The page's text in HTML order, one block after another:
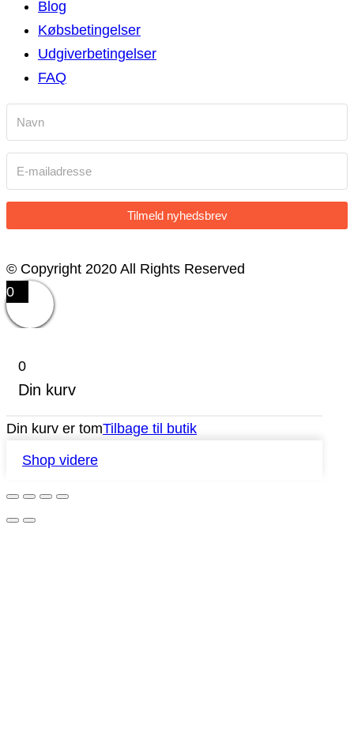
Blog
Købsbetingelser
Udgiverbetingelser
FAQ
Tilmeld nyhedsbrev
© Copyright 2020 All Rights Reserved
0
0
Din kurv
Din kurv er tomTilbage til butik
Shop videre